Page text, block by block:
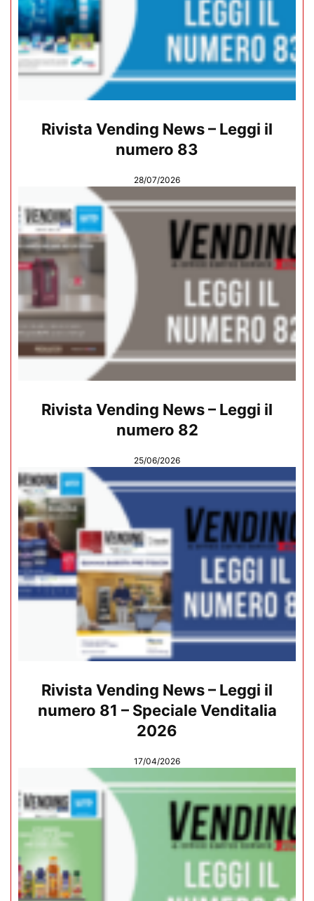
Rivista Vending News – Leggi il
numero 83
28/07/2026
Rivista Vending News – Leggi il
numero 82
25/06/2026
Rivista Vending News – Leggi il
numero 81 – Speciale Venditalia
2026
17/04/2026